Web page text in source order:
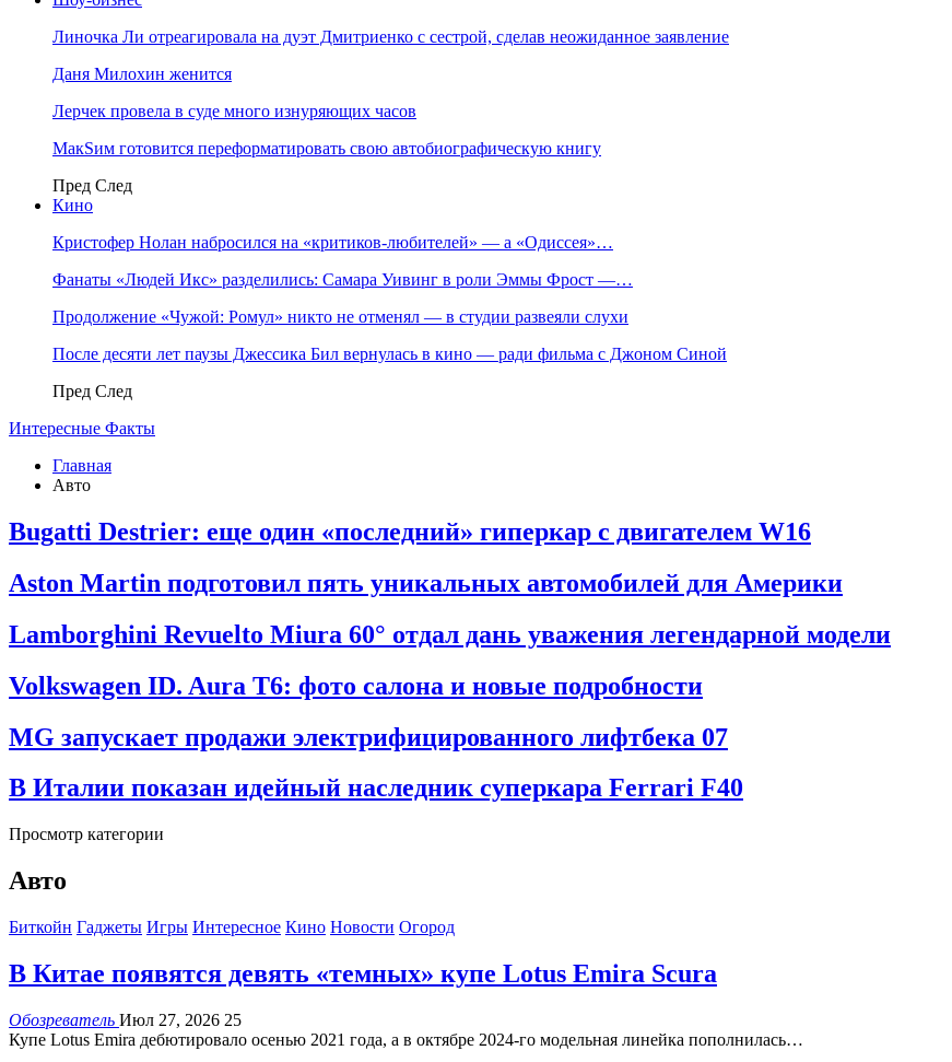
Линочка Ли отреагировала на дуэт Дмитриенко с сестрой, сделав неожиданное заявление
Даня Милохин женится
Лерчек провела в суде много изнуряющих часов
МакSим готовится переформатировать свою автобиографическую книгу
Пред След
Кино
Кристофер Нолан набросился на «критиков-любителей» — а «Одиссея»…
Фанаты «Людей Икс» разделились: Самара Уивинг в роли Эммы Фрост —…
Продолжение «Чужой: Ромул» никто не отменял — в студии развеяли слухи
После десяти лет паузы Джессика Бил вернулась в кино — ради фильма с Джоном Синой
Пред След
Интересные Факты
Главная
Авто
Bugatti Destrier: еще один «последний» гиперкар с двигателем W16
Aston Martin подготовил пять уникальных автомобилей для Америки
Lamborghini Revuelto Miura 60° отдал дань уважения легендарной модели
Volkswagen ID. Aura T6: фото салона и новые подробности
MG запускает продажи электрифицированного лифтбека 07
В Италии показан идейный наследник суперкара Ferrari F40
Просмотр категории
Авто
Биткойн Гаджеты Игры Интересное Кино Новости Огород
В Китае появятся девять «темных» купе Lotus Emira Scura
Обозреватель Июл 27, 2026 25
Купе Lotus Emira дебютировало осенью 2021 года, а в октябре 2024-го модельная линейка пополнилась…